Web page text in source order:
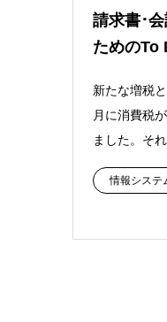
請求書･
ためのTo
新たな増税
月に消費税
ました。そ
情報システ